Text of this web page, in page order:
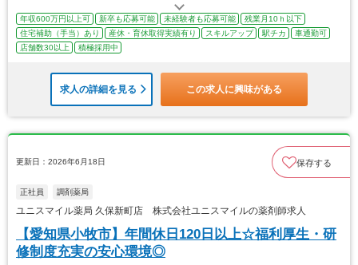
年収600万円以上可 新卒も応募可能 未経験者も応募可能
残業月10ｈ以下
住宅補助（手当）あり
産休・育休取得実績有り スキルアップ 駅チカ
車通勤可
店舗数30以上
積極採用中
求人の詳細を見る この求人に興味がある
更新日：2026年6月18日 保存する
正社員 調剤薬局
ユニスマイル薬局 久保新町店 株式会社ユニスマイルの薬剤師求人
【愛知県小牧市】年間休日120日以上☆福利厚生・研
修制度充実の安心環境◎